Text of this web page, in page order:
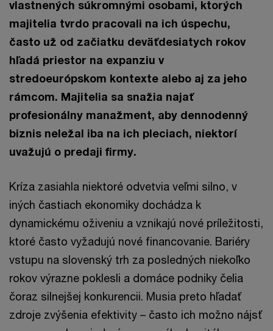
vlastnených súkromnými osobami, ktorých
majitelia tvrdo pracovali na ich úspechu,
často už od začiatku deväťdesiatych rokov
hľadá priestor na expanziu v
stredoeurópskom kontexte alebo aj za jeho
rámcom. Majitelia sa snažia najať
profesionálny manažment, aby dennodenný
biznis neležal iba na ich pleciach, niektorí
uvažujú o predaji firmy.
Kríza zasiahla niektoré odvetvia veľmi silno, v
iných častiach ekonomiky dochádza k
dynamickému oživeniu a vznikajú nové príležitosti,
ktoré často vyžadujú nové financovanie. Bariéry
vstupu na slovenský trh za posledných niekoľko
rokov výrazne poklesli a domáce podniky čelia
čoraz silnejšej konkurencii. Musia preto hľadať
zdroje zvýšenia efektivity – často ich možno nájsť